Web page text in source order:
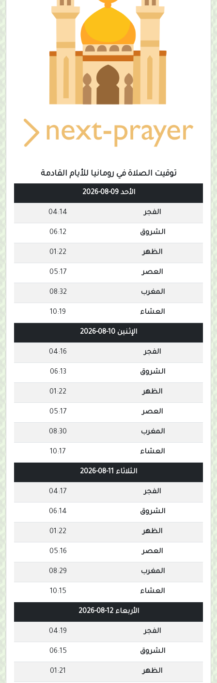
توقيت الصلاة في رومانيا للأيام القادمة
الأحد 09-08-2026
الفجر 04:14
الشروق 06:12
الظهر 01:22
العصر 05:17
المغرب 08:32
العشاء 10:19
الإثنين 10-08-2026
الفجر 04:16
الشروق 06:13
الظهر 01:22
العصر 05:17
المغرب 08:30
العشاء 10:17
الثلاثاء 11-08-2026
الفجر 04:17
الشروق 06:14
الظهر 01:22
العصر 05:16
المغرب 08:29
العشاء 10:15
الأربعاء 12-08-2026
الفجر 04:19
الشروق 06:15
الظهر 01:21